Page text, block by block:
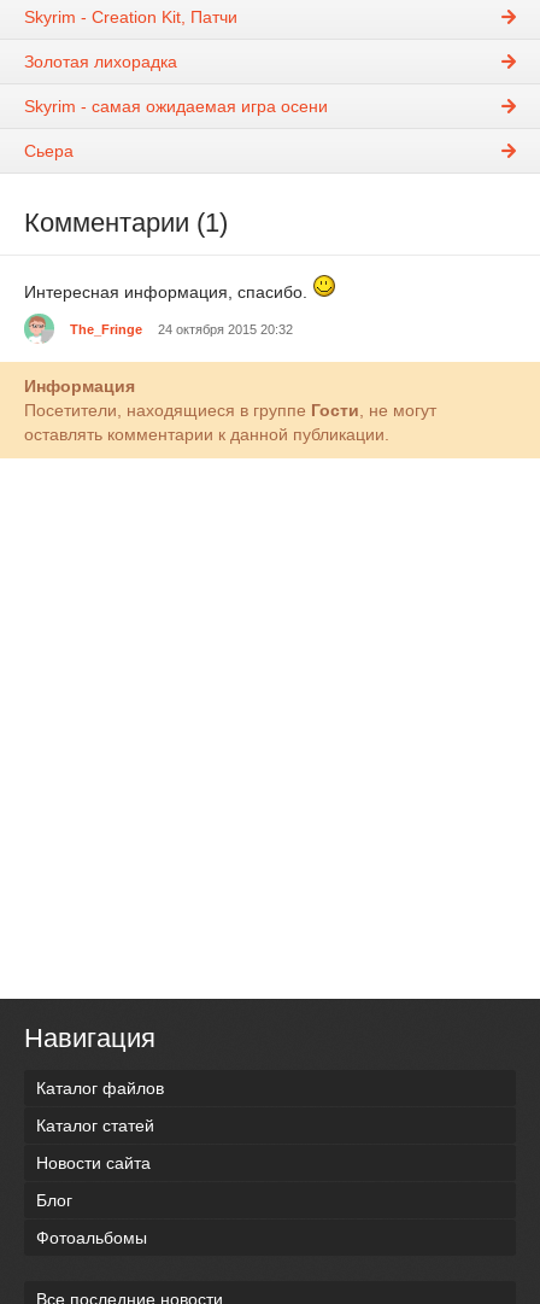
Skyrim - Creation Kit, Патчи
Золотая лихорадка
Skyrim - самая ожидаемая игра осени
Сьера
Комментарии (1)
Интересная информация, спасибо.
The_Fringe 24 октября 2015 20:32
Информация
Посетители, находящиеся в группе Гости , не могут
оставлять комментарии к данной публикации.
Навигация
Каталог файлов
Каталог статей
Новости сайта
Блог
Фотоальбомы
Все последние новости